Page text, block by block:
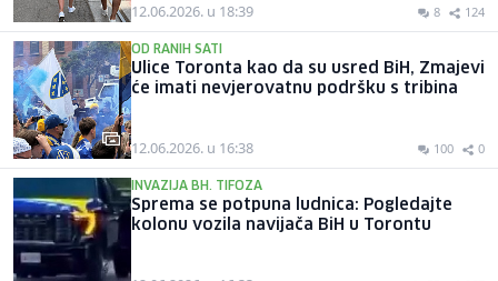
12.06.2026. u 18:39 8 124
OD RANIH SATI
Ulice Toronta kao da su usred BiH, Zmajevi
će imati nevjerovatnu podršku s tribina
12.06.2026. u 16:38 100 0
INVAZIJA BH. TIFOZA
Sprema se potpuna ludnica: Pogledajte
kolonu vozila navijača BiH u Torontu